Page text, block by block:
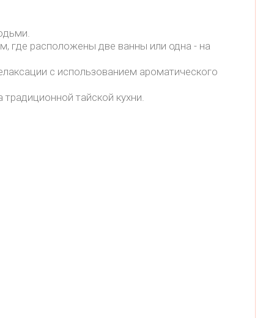
где расположены две ванны или одна - на
с использованием ароматического
тайской кухни.